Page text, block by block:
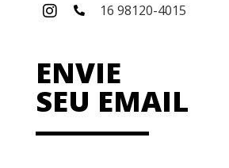
16 98120-4015
ENVIE
SEU EMAIL